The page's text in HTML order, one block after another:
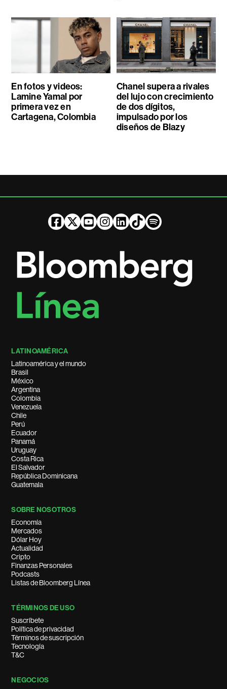
En fotos y videos:
Lamine Yamal por
primera vez en
Cartagena, Colombia
Chanel supera a rivales
del lujo con crecimiento
de dos dígitos,
impulsado por los
diseños de Blazy
LATINOAMÉRICA
Latinoamérica y el mundo
Brasil
México
Argentina
Colombia
Venezuela
Chile
Perú
Ecuador
Panamá
Uruguay
Costa Rica
El Salvador
República Dominicana
Guatemala
SOBRE NOSOTROS
Economía
Mercados
Dólar Hoy
Actualidad
Cripto
Finanzas Personales
Podcasts
Listas de Bloomberg Línea
TÉRMINOS DE USO
Suscríbete
Política de privacidad
Términos de suscripción
Tecnología
T&C
NEGOCIOS